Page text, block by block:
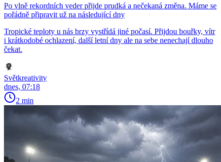
Po vlně rekordních veder přijde prudká a nečekaná změna. Máme se
pořádně připravit už na následující dny
Tropické teploty u nás brzy vystřídá jiné počasí. Přijdou bouřky, vítr
i krátkodobé ochlazení, další letní dny ale na sebe nenechají dlouho
čekat.
Světkreativity
dnes, 07:18
2 min